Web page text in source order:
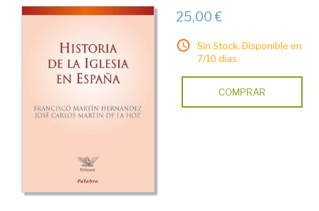
25,00 €
Sin Stock. Disponible en
7/10 días.
COMPRAR